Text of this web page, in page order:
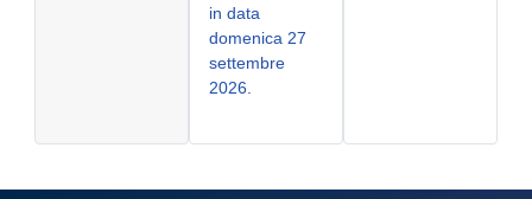
in data
domenica 27
settembre
2026.